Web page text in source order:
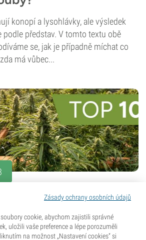
konopí a lysohlávky, ale výsledek
podle představ. V tomto textu obě
se, jak je případně míchat co
má vůbec...
čaj z magických
jak si magii vychutnat – chutná, je
Zásady ochrany osobních údajů
cookie, abychom zajistili správné
uložili vaše preference a lépe porozuměli
na možnost „Nastavení cookies“ si